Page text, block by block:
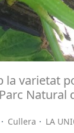
la varietat
Natural
Cullera LA